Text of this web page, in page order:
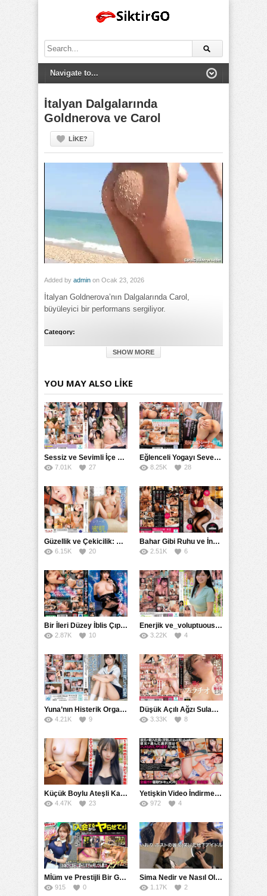
Search
for:
İtalyan Dalgalarında
Goldnerova ve Carol
LIKE?
Added by admin on Ocak 23, 2026
İtalyan Goldnerova’nın Dalgalarında Carol,
büyüleyici bir performans sergiliyor.
Category:
Dalgalarında Goldnerova ve Carol türkçe altyazılı izle
SHOW MORE
YOU MAY ALSO LIKE
Sessiz ve Sevimli İçe Dönükler İçin Kremalı Pastalar: 后藤えmi ve KTRA’nın Özel Tarifesi
7.01K 27
Eğlenceli Yogayı Seven Bir Kadınla Seks Deneyimi
8.25K 28
Güzellik ve Çekicilik: Bir İşyeri Kadininin Hikayesi
6.15K 20
Bahar Gibi Ruhu ve İncelikle Doldurmak
2.51K 6
Bir İleri Düzey İblis Çıplak Teslimat Görevlisi, İnce Bedeni ve Şeytani Becerileriyle Sizi Sürekli BoşaltacakMDBK
2.87K 10
Enerjik ve_voluptuous Üniversite Kızının H Kupa Büyüklüğündeki Göğüsleri ve Çılgın Orgazmı
3.22K 4
Yuna’nın Histerik Orgazmı: Genç Kızın Savage Hareketlerle Ulaştığı Şiddetli Coşkuları
4.21K 9
Düşük Açılı Ağzı Sulama Teknikleri ve AGMX İlişkisi
3.33K 8
Küçük Boylu Ateşli Karakter: Nandinin Hassas Uçuklu Memeleri ve Sahneleri
4.47K 23
Yetişkin Video İndirme Siteleri Grubu: Şefkatli Patron ve Sekreterin Aşk Hikayesi: Prestijli Bir Son
972 4
Mİüm ve Prestijli Bir Gecenin Sırları: Gizemli Bir Kadın ve Mükemmel Bir Macera
915 0
Sima Nedir ve Nasıl Oluşur
1.17K 2